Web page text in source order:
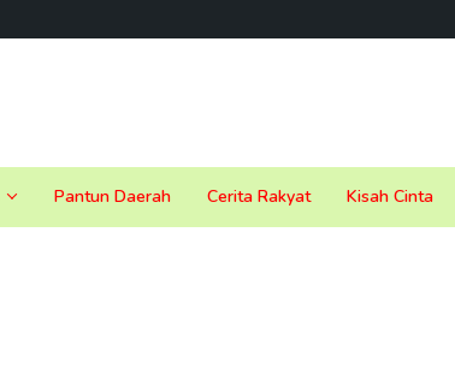
Pantun Daerah Cerita Rakyat Kisah Cinta